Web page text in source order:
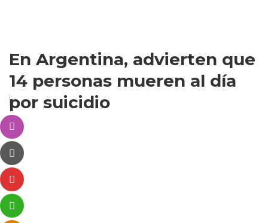
En Argentina, advierten que
14 personas mueren al día
por suicidio